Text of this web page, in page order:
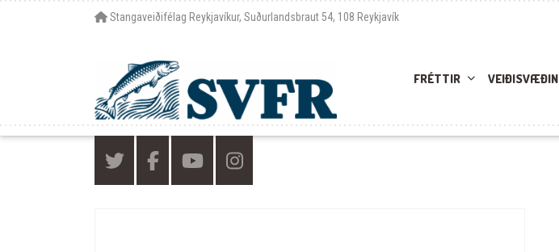
Stangaveiðifélag Reykjavíkur, Suðurlandsbraut 54, 108 Reykjavík
FRÉTTIR VEIÐISVÆÐIN